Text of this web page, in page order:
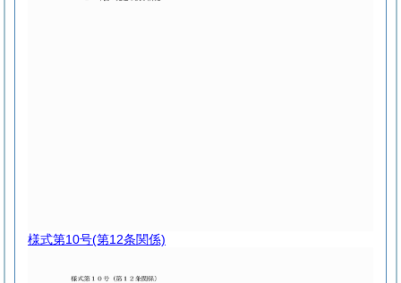
様式第10号(第12条関係)